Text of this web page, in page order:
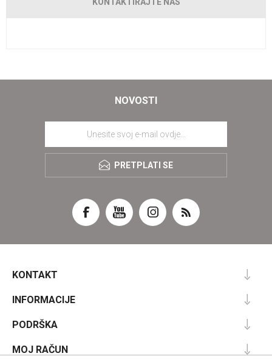
NOVOSTI
PRETPLATI SE
KONTAKT
INFORMACIJE
PODRŠKA
MOJ RAČUN